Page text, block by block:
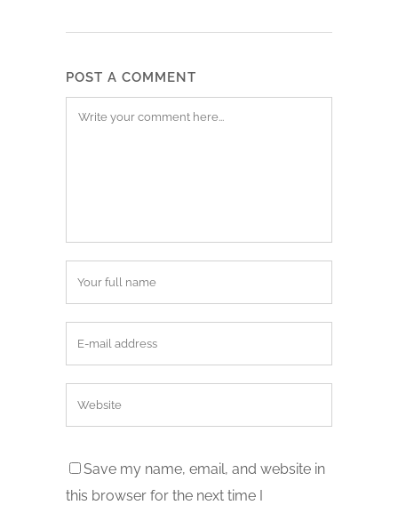
POST A COMMENT
Save my name, email, and website in
this browser for the next time I